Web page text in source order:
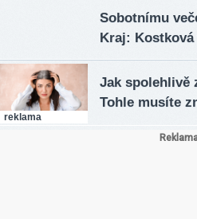
Sobotnímu
Kraj:
reklama
Jak spolehlivě
Tohle musíte